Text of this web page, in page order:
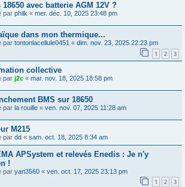
avec batterie AGM 12V ?
par philk « mer. déc. 10, 2025 23:48 pm
dans mon thermique...
par tontonlacellule0451 « dim. nov. 23, 2025 22:23 pm
1 2 3
collective
par j2c « mar. nov. 18, 2025 18:58 pm
BMS sur 18650
par la rouille « ven. nov. 07, 2025 11:28 am
M215
par dd « sam. oct. 18, 2025 8:34 am
APSystem et relevés Enedis : Je n'y
!
par yan3560 « ven. oct. 17, 2025 23:13 pm
1 2 3